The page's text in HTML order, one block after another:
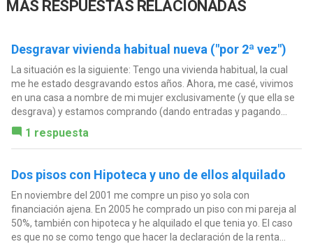
MÁS RESPUESTAS RELACIONADAS
Desgravar vivienda habitual nueva ("por 2ª vez")
La situación es la siguiente: Tengo una vivienda habitual, la cual
me he estado desgravando estos años. Ahora, me casé, vivimos
en una casa a nombre de mi mujer exclusivamente (y que ella se
desgrava) y estamos comprando (dando entradas y pagando...
1 respuesta
Dos pisos con Hipoteca y uno de ellos alquilado
En noviembre del 2001 me compre un piso yo sola con
financiación ajena. En 2005 he comprado un piso con mi pareja al
50%, también con hipoteca y he alquilado el que tenia yo. El caso
es que no se como tengo que hacer la declaración de la renta...